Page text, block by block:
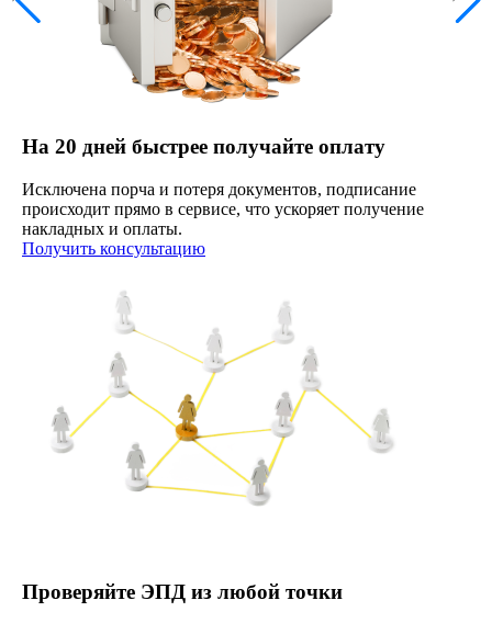
На 20 дней быстрее получайте оплату
Исключена порча и потеря документов, подписание
происходит прямо в сервисе, что ускоряет получение
накладных и оплаты.
Получить консультацию
Проверяйте ЭПД из любой точки